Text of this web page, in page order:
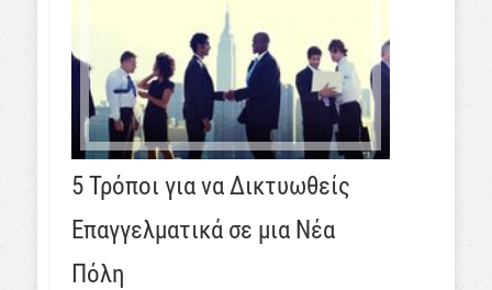
5 Τρόποι για να Δικτυωθείς
Επαγγελματικά σε μια Νέα
Πόλη